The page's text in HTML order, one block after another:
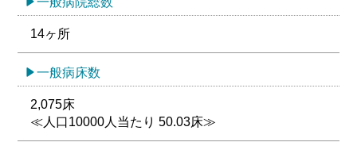
14ヶ所
一般病床数
2,075床
≪人口10000人当たり 50.03床≫